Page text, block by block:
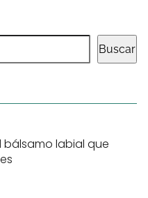
Buscar
bálsamo labial que